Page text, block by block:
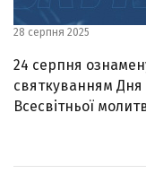
28 серпня 2025
24 серпня
святкуванням
Всесвітньої